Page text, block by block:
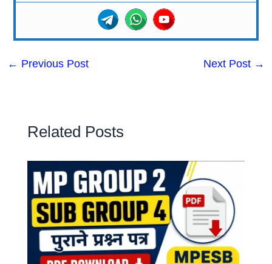
← Previous Post Next Post →
Related Posts